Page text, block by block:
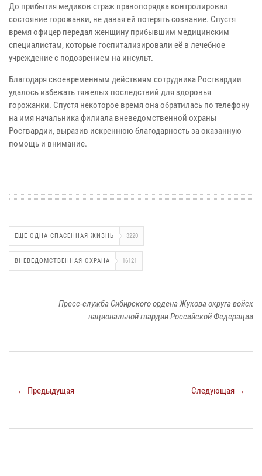
До прибытия медиков страж правопорядка контролировал
состояние горожанки, не давая ей потерять сознание. Спустя
время офицер передал женщину прибывшим медицинским
специалистам, которые госпитализировали её в лечебное
учреждение с подозрением на инсульт.
Благодаря своевременным действиям сотрудника Росгвардии
удалось избежать тяжелых последствий для здоровья
горожанки. Спустя некоторое время она обратилась по телефону
на имя начальника филиала вневедомственной охраны
Росгвардии, выразив искреннюю благодарность за оказанную
помощь и внимание.
ЕЩЁ ОДНА СПАСЕННАЯ ЖИЗНЬ 3220
ВНЕВЕДОМСТВЕННАЯ ОХРАНА 16121
Пресс-служба Сибирского ордена Жукова округа войск
национальной гвардии Российской Федерации
← Предыдущая Следующая →